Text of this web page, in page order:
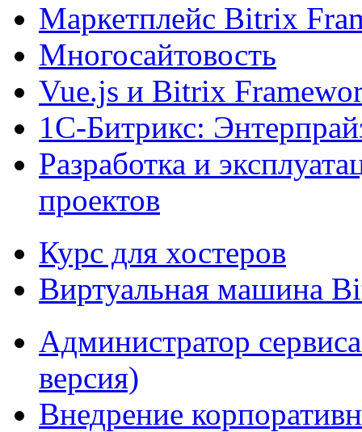
Маркетплейс Bitrix
Многосайтовость
Vue.js и Bitrix
1С-Битрикс:
Разработка и
проектов
Курс для хостеров
Виртуальная машина
Администратор
версия)
Внедрение